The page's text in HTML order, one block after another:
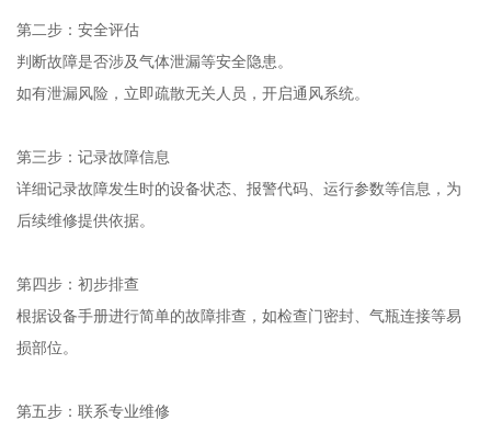
第二步：安全评估
判断故障是否涉及气体泄漏等安全隐患。
如有泄漏风险，立即疏散无关人员，开启通风系统。
第三步：记录故障信息
详细记录故障发生时的设备状态、报警代码、运行参数等信息，为
后续维修提供依据。
第四步：初步排查
根据设备手册进行简单的故障排查，如检查门密封、气瓶连接等易
损部位。
第五步：联系专业维修